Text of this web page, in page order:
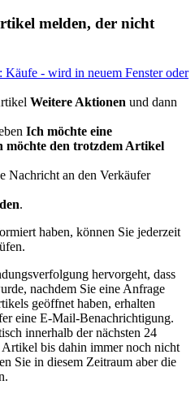
melden, der nicht
Käufe - wird in neuem Fenster oder
Weitere Aktionen und dann
Ich möchte eine
möchte den trotzdem Artikel
Nachricht an den Verkäufer
.
haben, können Sie jederzeit
hervorgeht, dass
nachdem Sie eine Anfrage
geöffnet haben, erhalten
eine E-Mail-Benachrichtigung.
innerhalb der nächsten 24
Artikel bis dahin immer noch nicht
Sie in diesem Zeitraum aber die